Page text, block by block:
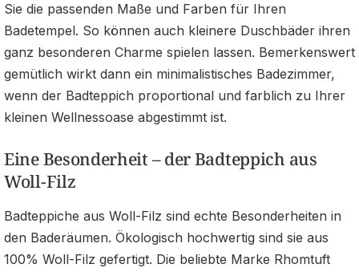
Sie die passenden Maße und Farben für Ihren
Badetempel. So können auch kleinere Duschbäder ihren
ganz besonderen Charme spielen lassen. Bemerkenswert
gemütlich wirkt dann ein minimalistisches Badezimmer,
wenn der Badteppich proportional und farblich zu Ihrer
kleinen Wellnessoase abgestimmt ist.
Eine Besonderheit – der Badteppich aus
Woll-Filz
Badteppiche aus Woll-Filz sind echte Besonderheiten in
den Baderäumen. Ökologisch hochwertig sind sie aus
100% Woll-Filz gefertigt. Die beliebte Marke Rhomtuft